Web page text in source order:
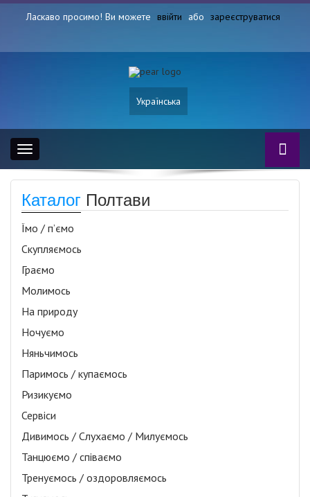
Ласкаво просимо! Ви можете ввійти або зареєструватися
Українська
Toggle
navigation
Каталог Полтави
Їмо / п’ємо
Скупляємось
Граємо
Молимось
На природу
Ночуємо
Няньчимось
Паримось / купаємось
Ризикуємо
Сервіси
Дивимось / Слухаємо / Милуємось
Танцюємо / співаємо
Тренуємось / оздоровляємось